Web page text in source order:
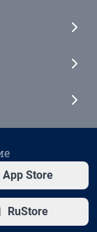
App Store
RuStore